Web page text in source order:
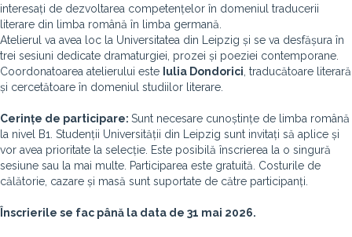
interesați de dezvoltarea competențelor în domeniul traducerii
literare din limba română în limba germană.
Atelierul va avea loc la Universitatea din Leipzig și se va desfășura în
trei sesiuni dedicate dramaturgiei, prozei și poeziei contemporane.
Coordonatoarea atelierului este Iulia Dondorici , traducătoare literară
și cercetătoare în domeniul studiilor literare.
Cerințe de participare: Sunt necesare cunoștințe de limba română
la nivel B1. Studenții Universității din Leipzig sunt invitați să aplice și
vor avea prioritate la selecție. Este posibilă înscrierea la o singură
sesiune sau la mai multe. Participarea este gratuită. Costurile de
călătorie, cazare și masă sunt suportate de către participanți.
Înscrierile se fac până la data de 31 mai 2026.